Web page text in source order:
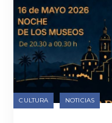
CULTURA NOTICIAS